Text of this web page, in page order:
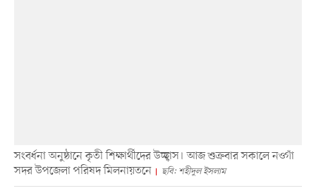
সংবর্ধনা অনুষ্ঠানে কৃতী শিক্ষার্থীদের উচ্ছ্বাস। আজ শুক্রবার সকালে নওগাঁ
সদর উপজেলা পরিষদ মিলনায়তনে
ছবি: শহীদুল ইসলাম